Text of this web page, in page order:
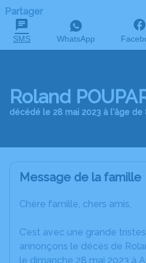
Partager
SMS WhatsApp
Roland
décédé le 28 mai 2023 à l'âge de
Message de la famille
Chère famille, chers amis,
C’est avec une grande
annonçons le décès de
le dimanche 28 mai 2023 à